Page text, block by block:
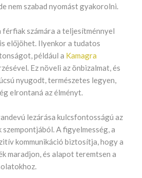
nem szabad nyomást gyakorolni.
férfiak számára a teljesítménnyel
előjöhet. Ilyenkor a tudatos
például a Kamagra
Ez növeli az önbizalmat, és
nyugodt, természetes legyen,
elrontaná az élményt.
lezárása kulcsfontosságú az
A figyelmesség, a
kommunikáció biztosítja, hogy a
maradjon, és alapot teremtsen a